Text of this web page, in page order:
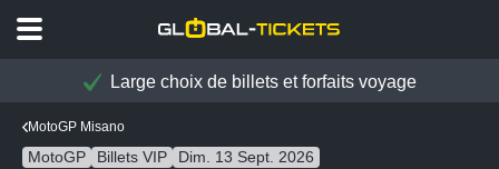
Large choix de billets et forfaits voyage
MotoGP Misano
MotoGP Billets VIP Dim. 13 Sept. 2026